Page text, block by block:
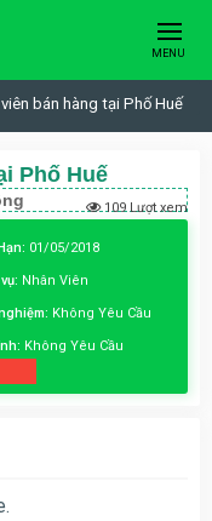
MENU
bán hàng tại Phố Huế
Phố Huế
109 Lượt xem
01/05/2018
Nhân Viên
Không Yêu Cầu
Không Yêu Cầu